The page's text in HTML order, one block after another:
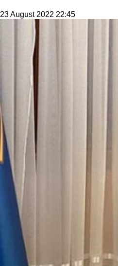
23 August 2022 22:45